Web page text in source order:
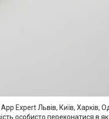
Expert Львів, Київ,
особисто переконатися в